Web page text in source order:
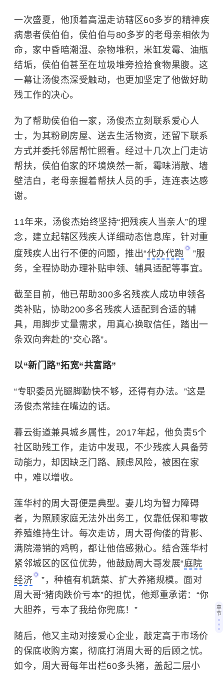
一次盛夏，他顶着高温走访辖区60多岁的精神疾
病患者侯伯伯，侯伯伯与80多岁的老母亲相依为
命，家中昏暗潮湿、杂物堆积，米缸发霉、油瓶
结垢，侯伯伯甚至在垃圾堆旁捡拾食物果腹。这
一幕让汤俊杰深受触动，也更加坚定了他做好助
残工作的决心。
为了帮助侯伯伯一家，汤俊杰立刻联系爱心人
士，为其粉刷房屋、送去生活物资，还留下联系
方式并委托邻居帮忙照看。经过十几次上门走访
帮扶，侯伯伯家的环境焕然一新，霉味消散、墙
壁洁白，老母亲握着帮扶人员的手，连连表达感
谢。
11年来，汤俊杰始终坚持“把残疾人当亲人”的理
念，建立起辖区残疾人详细动态信息库，针对重
度残疾人出行不便的问题，推出“代办代跑
”服
务，全程协助办理补贴申领、辅具适配等事宜。
截至目前，他已帮助300多名残疾人成功申领各
类补贴，协助200多名残疾人适配到合适的辅
具，用脚步丈量需求，用真心换取信任，踏出一
条双向奔赴的“交心路”。
以“新门路”拓宽“共富路”
“专职委员光腿脚勤快不够，还得有办法。”这是
汤俊杰常挂在嘴边的话。
暮云街道兼具城乡属性，2017年起，他负责5个
社区助残工作，走访中发现，不少残疾人具备劳
动能力，却因缺乏门路、顾虑风险，被困在家
中，难以增收。
莲华村的周大哥便是典型。妻儿均为智力障碍
者，为照顾家庭无法外出务工，仅靠低保和零散
养殖维持生计。每次走访，周大哥佝偻的背影、
满院滞销的鸡鸭，都让他倍感揪心。结合莲华村
紧邻城区的区位优势，他鼓励周大哥发展“庭院
经济
”，种植有机蔬菜、扩大养猪规模。面对
周大哥“猪肉跌价亏本”的担忧，他郑重承诺：“你
大胆养，亏本了我给你兜底！”
随后，他又主动对接爱心企业，敲定高于市场价
的保底收购方案，彻底打消周大哥的后顾之忧。
如今，周大哥每年出栏60多头猪，盖起二层小
章
节